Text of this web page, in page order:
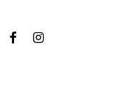
facebookinstagram